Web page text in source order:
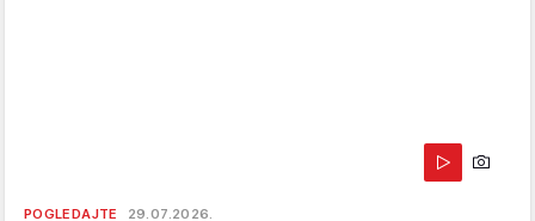
POGLEDAJTE 29.07.2026.